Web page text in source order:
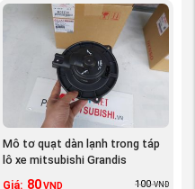
Mô tơ quạt dàn lạnh trong táp
lô xe mitsubishi Grandis
Giá: 80 VND 100 VND